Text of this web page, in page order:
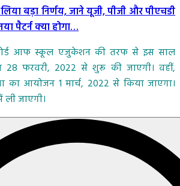
बड़ा निर्णय, जाने यूजी, पीजी और पीएचडी
पैटर्न क्या होगा…
आफ स्कूल एजुकेशन की तरफ से इस साल
28 फरवरी, 2022 से शुरू की जाएगी। वहीं,
का आयोजन 1 मार्च, 2022 से किया जाएगा।
ली जाएगी।